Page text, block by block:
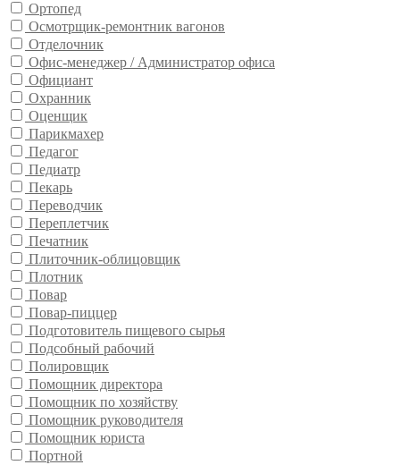
Ортопед
Осмотрщик-ремонтник вагонов
Отделочник
Офис-менеджер / Администратор офиса
Официант
Охранник
Оценщик
Парикмахер
Педагог
Педиатр
Пекарь
Переводчик
Переплетчик
Печатник
Плиточник-облицовщик
Плотник
Повар
Повар-пиццер
Подготовитель пищевого сырья
Подсобный рабочий
Полировщик
Помощник директора
Помощник по хозяйству
Помощник руководителя
Помощник юриста
Портной